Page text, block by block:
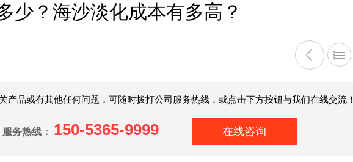
少？海沙淡化成本有多高？
产品或有其他任何问题，可随时拨打公司服务热线，或点击下方按钮与我们在线交流！
服务热线： 150-5365-9999 在线咨询